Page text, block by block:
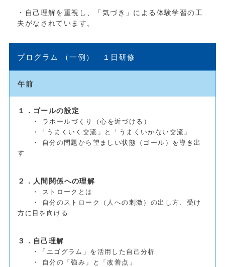
・自己理解を重視し、「気づき」による体験学習の工
夫がなされています。
プログラム （一例） １日研修
午前
１．ゴールの設定
・ ラポールづくり（心を近づける）
・「うまくいく交流」と「うまくいかない交流」
・ 自分の問題から望ましい状態（ゴール）を導き出
す
２．人間関係への理解
・ ストロークとは
・ 自分のストローク（人への刺激）の出し方、受け
方に目を向ける
３．自己理解
・「エゴグラム」を活用した自己分析
・ 自分の「強み」と「改善点」